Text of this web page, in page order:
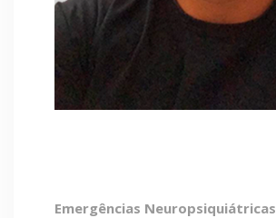
Emergências Neuropsiquiátricas